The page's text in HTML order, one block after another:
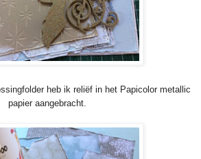
heb ik reliëf in het Papicolor metallic
papier aangebracht.